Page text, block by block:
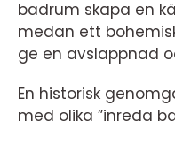
badrum skapa en
medan ett
ge en avslappnad
En historisk
med olika ”inreda